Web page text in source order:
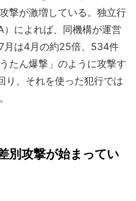
撃が激増している。独立行
によれば、同機構が運営
月は4月の約25倍、534件
たん爆撃」のように攻撃す
り、それを使った犯行では
別攻撃が始まってい